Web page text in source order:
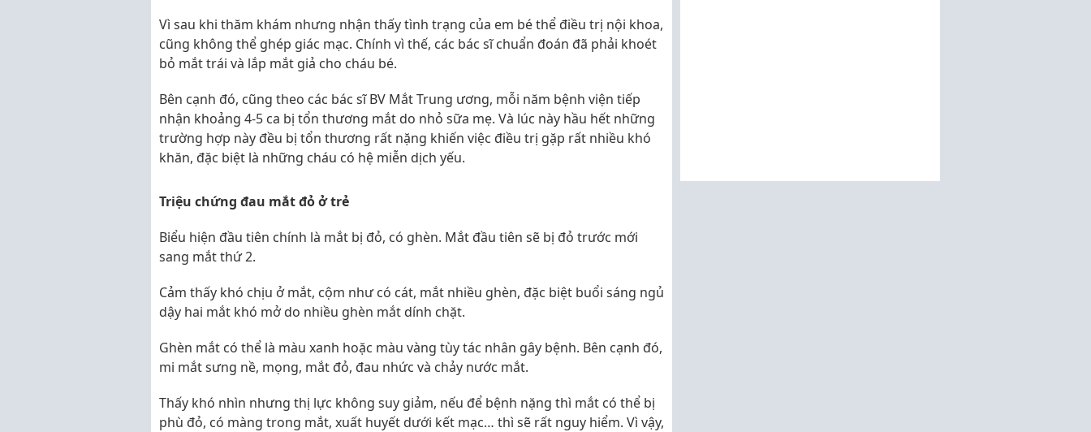
Vì sau khi thăm khám nhưng nhận thấy tình trạng của em bé thể điều trị nội khoa,
cũng không thể ghép giác mạc. Chính vì thế, các bác sĩ chuẩn đoán đã phải khoét
bỏ mắt trái và lắp mắt giả cho cháu bé.
Bên cạnh đó, cũng theo các bác sĩ BV Mắt Trung ương, mỗi năm bệnh viện tiếp
nhận khoảng 4-5 ca bị tổn thương mắt do nhỏ sữa mẹ. Và lúc này hầu hết những
trường hợp này đều bị tổn thương rất nặng khiến việc điều trị gặp rất nhiều khó
khăn, đặc biệt là những cháu có hệ miễn dịch yếu.
Triệu chứng đau mắt đỏ ở trẻ
Biểu hiện đầu tiên chính là mắt bị đỏ, có ghèn. Mắt đầu tiên sẽ bị đỏ trước mới
sang mắt thứ 2.
Cảm thấy khó chịu ở mắt, cộm như có cát, mắt nhiều ghèn, đặc biệt buổi sáng ngủ
dậy hai mắt khó mở do nhiều ghèn mắt dính chặt.
Ghèn mắt có thể là màu xanh hoặc màu vàng tùy tác nhân gây bệnh. Bên cạnh đó,
mi mắt sưng nề, mọng, mắt đỏ, đau nhức và chảy nước mắt.
Thấy khó nhìn nhưng thị lực không suy giảm, nếu để bệnh nặng thì mắt có thể bị
phù đỏ, có màng trong mắt, xuất huyết dưới kết mạc… thì sẽ rất nguy hiểm. Vì vậy,